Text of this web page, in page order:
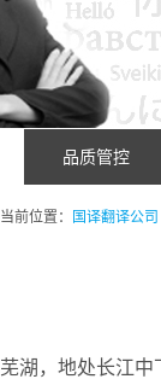
品质管控
当前位置： 国译翻译公司
芜湖，地处长江